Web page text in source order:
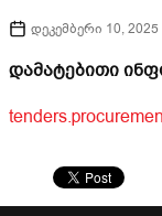
დეკემბერი 10, 2025
დამატებითი